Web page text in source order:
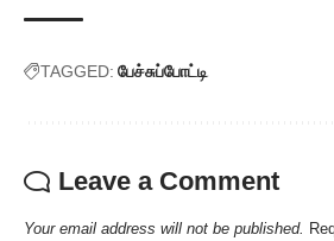
TAGGED: பேச்சுப்போட்டி
Leave a Comment
Your email address will not be published.